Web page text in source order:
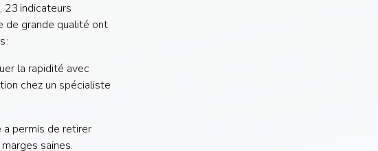
23 indicateurs
de grande qualité ont
:
la rapidité avec
chez un spécialiste
permis de retirer
saines.